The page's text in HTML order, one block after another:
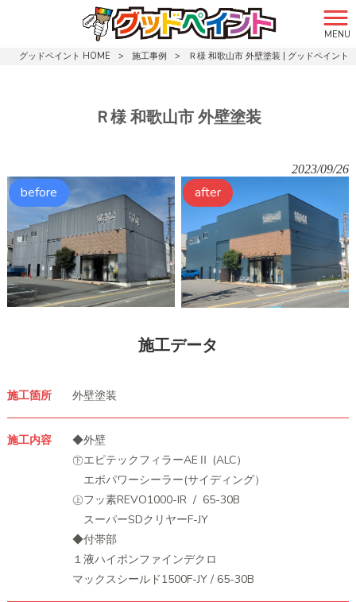
MENU
グッドペイント HOME
> 施工事例 > Ｒ様 和歌山市 外壁塗装 | グッドペイント
Ｒ様 和歌山市 外壁塗装
2023/09/26
施工データ
施工箇所 外壁塗装
施工内容
◆外壁
㊦エピテックフィラーAEⅡ (ALC）
エポパワーシーラー(サイディング）
㊤フッ素REVO1000-IR / 65-30B
スーパーSDクリヤーF-JY
◆付帯部
１液ハイポンファインデクロ
マックスシールド1500F-JY / 65-30B